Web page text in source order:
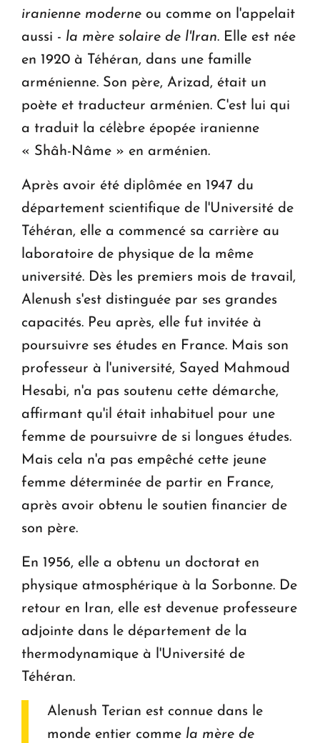
iranienne moderne ou comme on l'appelait
aussi - la mère solaire de l'Iran. Elle est née
en 1920 à Téhéran, dans une famille
arménienne. Son père, Arizad, était un
poète et traducteur arménien. C'est lui qui
a traduit la célèbre épopée iranienne
« Shâh-Nâme » en arménien.
Après avoir été diplômée en 1947 du
département scientifique de l'Université de
Téhéran, elle a commencé sa carrière au
laboratoire de physique de la même
université. Dès les premiers mois de travail,
Alenush s'est distinguée par ses grandes
capacités. Peu après, elle fut invitée à
poursuivre ses études en France. Mais son
professeur à l'université, Sayed Mahmoud
Hesabi, n'a pas soutenu cette démarche,
affirmant qu'il était inhabituel pour une
femme de poursuivre de si longues études.
Mais cela n'a pas empêché cette jeune
femme déterminée de partir en France,
après avoir obtenu le soutien financier de
son père.
En 1956, elle a obtenu un doctorat en
physique atmosphérique à la Sorbonne. De
retour en Iran, elle est devenue professeure
adjointe dans le département de la
thermodynamique à l'Université de
Téhéran.
Alenush Terian est connue dans le
monde entier comme la mère de